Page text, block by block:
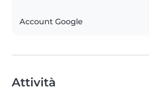
Account Google
Attività